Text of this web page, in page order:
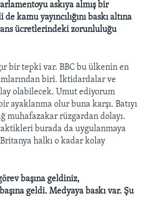
askıya almış bir
kamu yayıncılığını baskı altına
ücretlerindeki zorunluluğu
bir tepki var. BBC bu ülkenin en
biri. İktidardalar ve
olabilecek. Umut ediyorum
ayaklanma olur buna karşı. Batıyı
muhafazakar rüzgardan dolayı.
burada da uygulanmaya
halkı o kadar kolay
başına geldiniz,
geldi. Medyaya baskı var. Şu